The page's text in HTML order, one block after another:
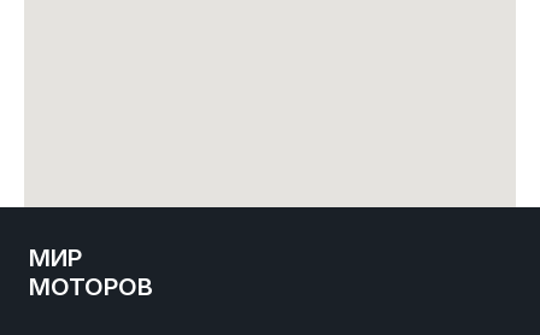
МИР
МОТОРОВ